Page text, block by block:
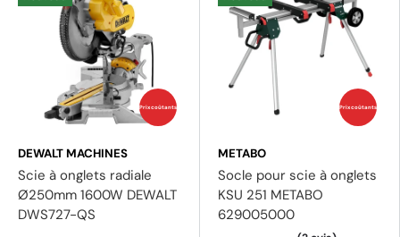
Prix coûtants
DEWALT MACHINES
Scie à onglets radiale
Ø250mm 1600W DEWALT
DWS727-QS
Prix coûtants
METABO
Socle pour scie à onglets
KSU 251 METABO
629005000